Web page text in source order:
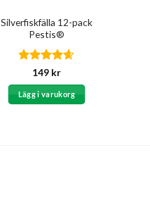
Silverfiskfälla 12-pack
Pestis®
Betygsatt
4.6av 5
149 kr
Lägg i varukorg